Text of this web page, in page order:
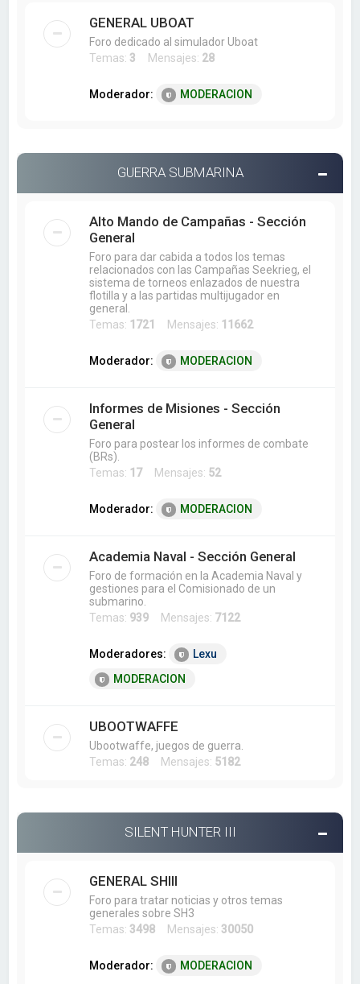
GENERAL UBOAT
Foro dedicado al simulador Uboat
Temas: 3 Mensajes: 28
Moderador: MODERACION
GUERRA SUBMARINA
Alto Mando de Campañas - Sección
General
Foro para dar cabida a todos los temas
relacionados con las Campañas Seekrieg, el
sistema de torneos enlazados de nuestra
flotilla y a las partidas multijugador en
general.
Temas: 1721 Mensajes: 11662
Moderador: MODERACION
Informes de Misiones - Sección
General
Foro para postear los informes de combate
(BRs).
Temas: 17Mensajes: 52
Moderador: MODERACION
Academia Naval - Sección General
Foro de formación en la Academia Naval y
gestiones para el Comisionado de un
submarino.
Temas: 939 Mensajes: 7122
Moderadores:
Lexu
MODERACION
UBOOTWAFFE
Ubootwaffe, juegos de guerra.
Temas: 248 Mensajes: 5182
SILENT HUNTER III
GENERAL SHIII
Foro para tratar noticias y otros temas
generales sobre SH3
Temas: 3498 Mensajes: 30050
Moderador: MODERACION